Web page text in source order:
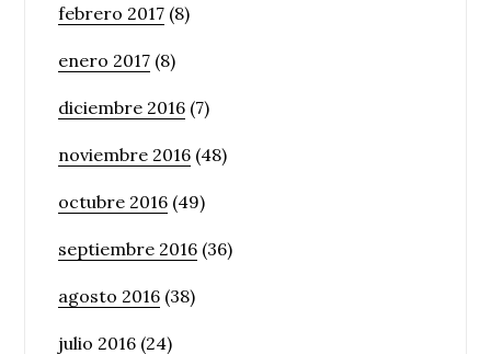
febrero 2017 (8)
enero 2017 (8)
diciembre 2016 (7)
noviembre 2016 (48)
octubre 2016 (49)
septiembre 2016 (36)
agosto 2016 (38)
julio 2016 (24)